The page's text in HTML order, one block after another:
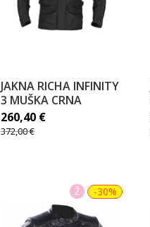
JAKNA RICHA INFINITY
3 MUŠKA CRNA
260,40 €
372,00€
Ž -30%